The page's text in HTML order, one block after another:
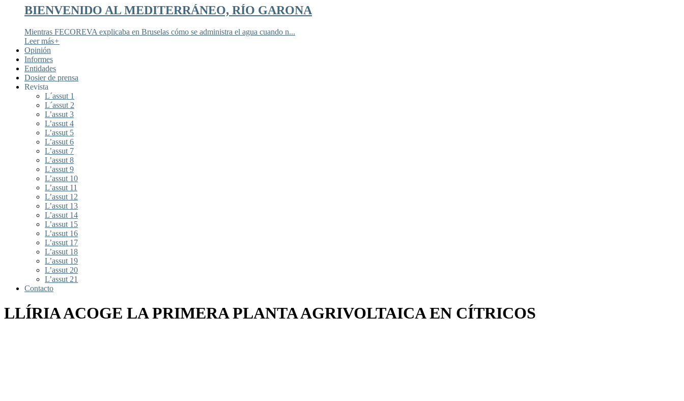
BIENVENIDO AL MEDITERRÁNEO, RÍO GARONA
Mientras FECOREVA explicaba en Bruselas cómo se administra el agua cuando n...
Leer más+
Opinión
Informes
Entidades
Dosier de prensa
Revista
L´assut 1
L´assut 2
L’assut 3
L’assut 4
L’assut 5
L’assut 6
L’assut 7
L’assut 8
L’assut 9
L’assut 10
L’assut 11
L’assut 12
L’assut 13
L’assut 14
L’assut 15
L’assut 16
L’assut 17
L’assut 18
L’assut 19
L’assut 20
L’assut 21
Contacto
LLÍRIA ACOGE LA PRIMERA PLANTA AGRIVOLTAICA EN CÍTRICOS